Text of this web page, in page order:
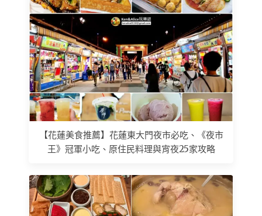
【花蓮美食推薦】花蓮東大門夜市必吃、《夜市
王》冠軍小吃、原住民料理與宵夜25家攻略